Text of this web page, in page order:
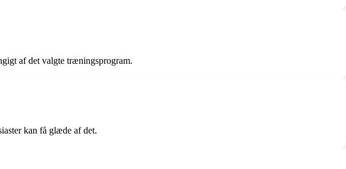
af det valgte træningsprogram.
kan få glæde af det.